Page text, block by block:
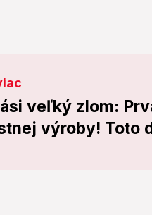
veľký zlom:
výroby! Toto